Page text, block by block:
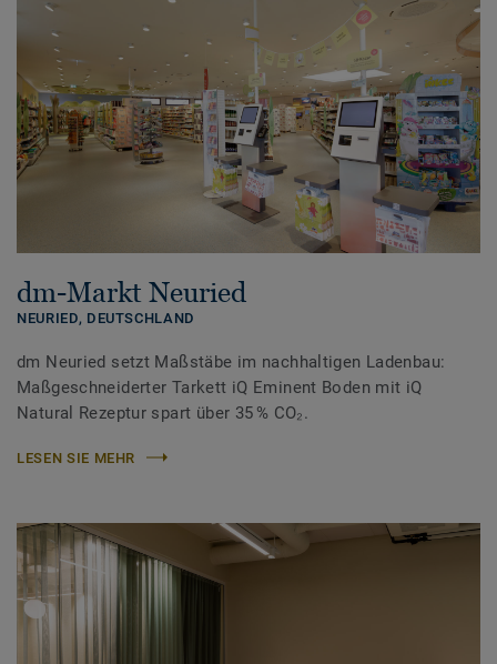
dm-Markt Neuried
NEURIED, DEUTSCHLAND
dm Neuried setzt Maßstäbe im nachhaltigen Ladenbau:
Maßgeschneiderter Tarkett iQ Eminent Boden mit iQ
Natural Rezeptur spart über 35 % CO₂.
LESEN SIE MEHR